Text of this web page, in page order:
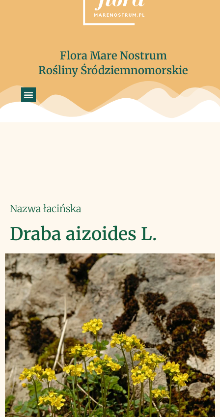
Flora Mare Nostrum
Rośliny Śródziemnomorskie
Nazwa łacińska
Draba aizoides L.